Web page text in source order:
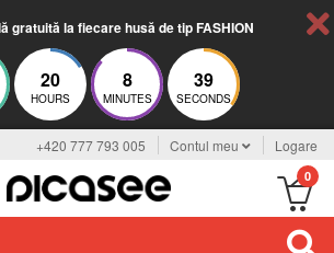
gratuită la fiecare husă de tip FASHION
20
HOURS
8
MINUTES
39
SECONDS
+420 777 793 005 Contul meu Logare
0